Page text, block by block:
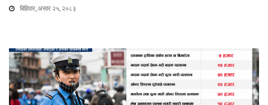
बिहिवार, असार २५, २०८३